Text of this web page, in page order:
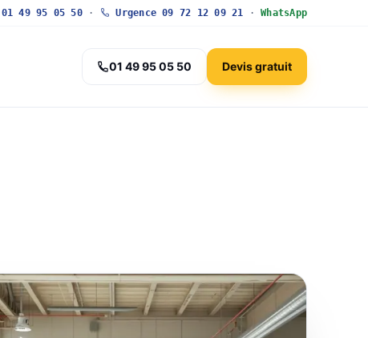
01 49 95 05 50· Urgence 09 72 12 09 21 ·WhatsApp
01 49 95 05 50 Devis gratuit